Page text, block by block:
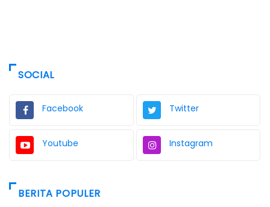
SOCIAL
Facebook Twitter
Youtube Instagram
BERITA POPULER